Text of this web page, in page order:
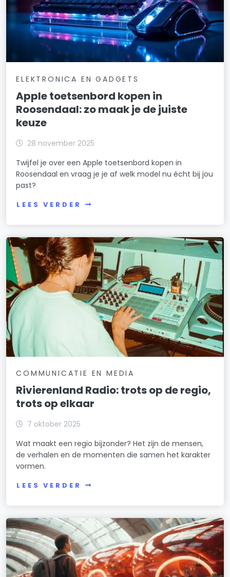
ELEKTRONICA EN GADGETS
Apple toetsenbord kopen in
Roosendaal: zo maak je de juiste
keuze
28 november 2025
Twijfel je over een Apple toetsenbord kopen in
Roosendaal en vraag je je af welk model nu écht bij jou
past?
LEES VERDER
COMMUNICATIE EN MEDIA
Rivierenland Radio: trots op de regio,
trots op elkaar
7 oktober 2025
Wat maakt een regio bijzonder? Het zijn de mensen,
de verhalen en de momenten die samen het karakter
vormen.
LEES VERDER